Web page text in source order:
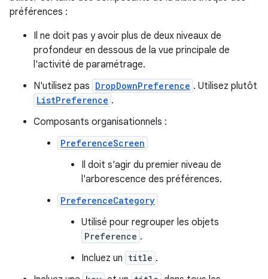
préférences :
Il ne doit pas y avoir plus de deux niveaux de
profondeur en dessous de la vue principale de
l'activité de paramétrage.
N'utilisez pas DropDownPreference . Utilisez plutôt
ListPreference .
Composants organisationnels :
PreferenceScreen
Il doit s'agir du premier niveau de
l'arborescence des préférences.
PreferenceCategory
Utilisé pour regrouper les objets
Preference .
Incluez un title .